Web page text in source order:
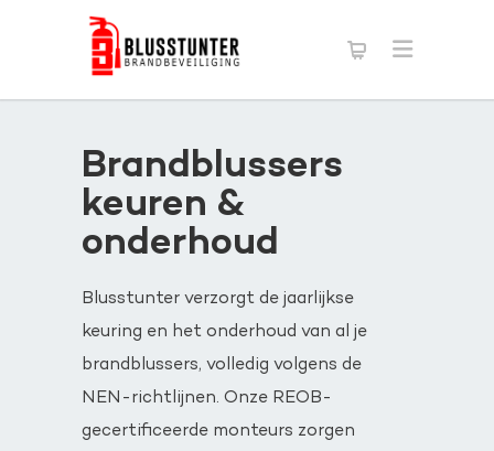
Brandblussers
keuren &
onderhoud
Blusstunter verzorgt de jaarlijkse
keuring en het onderhoud van al je
brandblussers, volledig volgens de
NEN-richtlijnen. Onze REOB-
gecertificeerde monteurs zorgen